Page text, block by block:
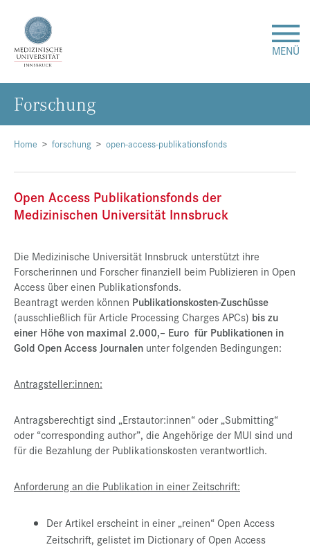
MENÜ
Forschung
Studium & Lehre
Krankenversorgung
Über uns
Internationales
Events
Presse
Jobs
Kontakt
Service-Links
de |en
Home forschung open-access-publikationsfonds
Open Access Publikationsfonds der
Medizinischen Universität Innsbruck
Die Medizinische Universität Innsbruck unterstützt ihre
Forscherinnen und Forscher finanziell beim Publizieren in Open
Access über einen Publikationsfonds.
Beantragt werden können Publikationskosten-Zuschüsse
(ausschließlich für Article Processing Charges APCs) bis zu
einer Höhe von maximal 2.000,– Euro für Publikationen in
Gold Open Access Journalen unter folgenden Bedingungen:
Antragsteller:innen:
Antragsberechtigt sind „Erstautor:innen“ oder „Submitting“
oder “corresponding author”, die Angehörige der MUI sind und
für die Bezahlung der Publikationskosten verantwortlich.
Anforderung an die Publikation in einer Zeitschrift:
Der Artikel erscheint in einer „reinen“ Open Access
Zeitschrift, gelistet im Dictionary of Open Access
For­schung